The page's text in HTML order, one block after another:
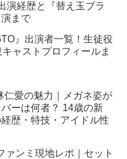
演経歴と『替え玉ブラ
まで
』出演者一覧！生徒役
ャストプロフィールま
仁愛の魅力｜メガネ姿が
ーは何者？ 14歳の新
歴・特技・アイドル性
ァンミ現地レポ｜セット